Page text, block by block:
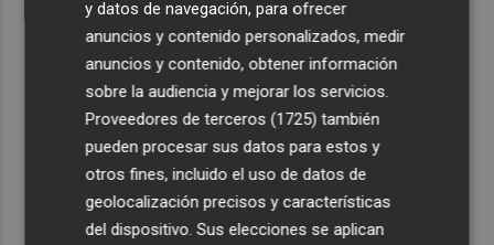
y datos de navegación, para ofrecer
anuncios y contenido personalizados, medir
anuncios y contenido, obtener información
sobre la audiencia y mejorar los servicios.
Proveedores de terceros (1725) también
pueden procesar sus datos para estos y
otros fines, incluido el uso de datos de
geolocalización precisos y características
del dispositivo. Sus elecciones se aplican